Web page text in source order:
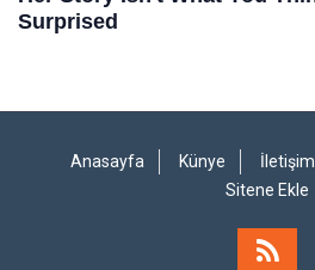
Anasayfa Künye İletişim
Sitene Ekle